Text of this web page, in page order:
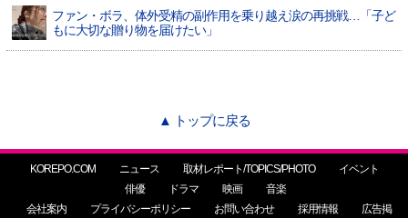
ファン・ボラ、体外受精の副作用を乗り越え涙の再挑戦…「子ど
もに大切な贈り物を届けたい」
▲ トップに戻る
KOREPO.COM ニュース 取材レポート/TOPICS/PHOTO
イベント
俳優
ドラマ 映画
音楽
会社案内
プライバシーポリシー お問い合わせ 採用情報 広告掲